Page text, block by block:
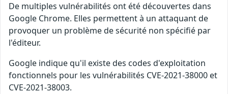
De multiples vulnérabilités ont été découvertes dans
Google Chrome. Elles permettent à un attaquant de
provoquer un problème de sécurité non spécifié par
l'éditeur.
Google indique qu'il existe des codes d'exploitation
fonctionnels pour les vulnérabilités CVE-2021-38000 et
CVE-2021-38003.